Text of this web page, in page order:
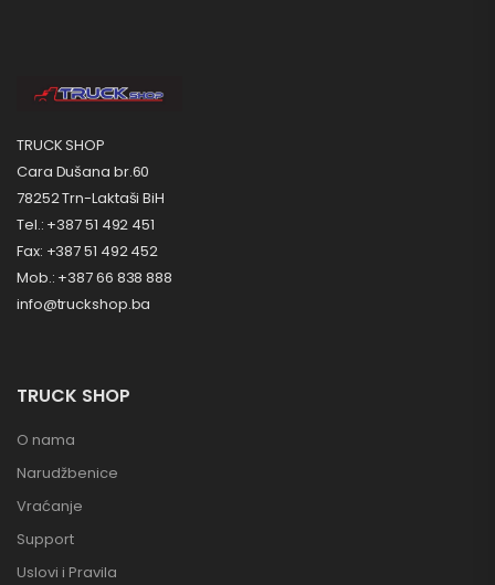
TRUCK SHOP
Cara Dušana br.60
78252 Trn-Laktaši BiH
Tel.: +387 51 492 451
Fax: +387 51 492 452
Mob.: +387 66 838 888
info@truckshop.ba
TRUCK SHOP
O nama
Narudžbenice
Vraćanje
Support
Uslovi i Pravila